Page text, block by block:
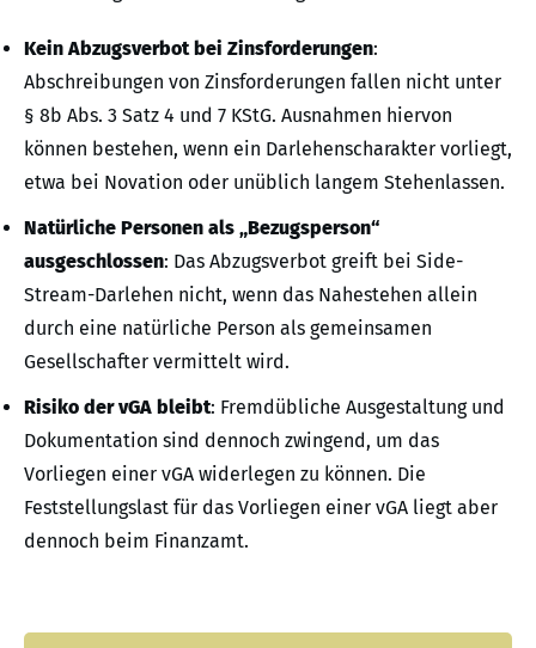
Kein Abzugsverbot bei Zinsforderungen:
Abschreibungen von Zinsforderungen fallen nicht unter
§ 8b Abs. 3 Satz 4 und 7 KStG. Ausnahmen hiervon
können bestehen, wenn ein Darlehenscharakter vorliegt,
etwa bei Novation oder unüblich langem Stehenlassen.
Natürliche Personen als „Bezugsperson“
ausgeschlossen: Das Abzugsverbot greift bei Side-
Stream-Darlehen nicht, wenn das Nahestehen allein
durch eine natürliche Person als gemeinsamen
Gesellschafter vermittelt wird.
Risiko der vGA bleibt: Fremdübliche Ausgestaltung und
Dokumentation sind dennoch zwingend, um das
Vorliegen einer vGA widerlegen zu können. Die
Feststellungslast für das Vorliegen einer vGA liegt aber
dennoch beim Finanzamt.